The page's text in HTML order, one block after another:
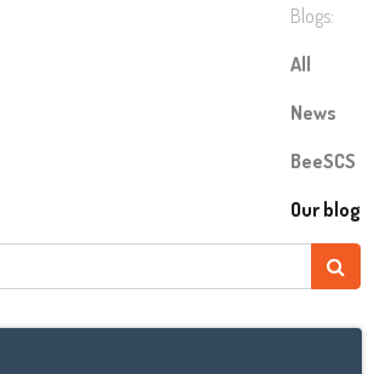
Blogs:
All
News
BeeSCS
Our blog